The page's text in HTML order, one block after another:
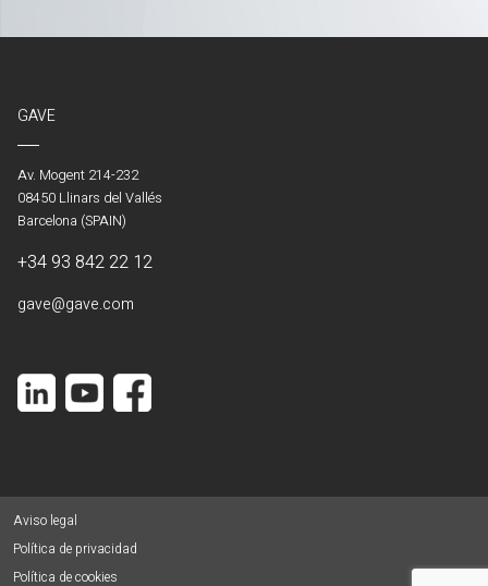
GAVE
Av. Mogent 214-232
08450 Llinars del Vallés
Barcelona (SPAIN)
+34 93 842 22 12
gave@gave.com
Aviso legal
Política de privacidad
Política de cookies